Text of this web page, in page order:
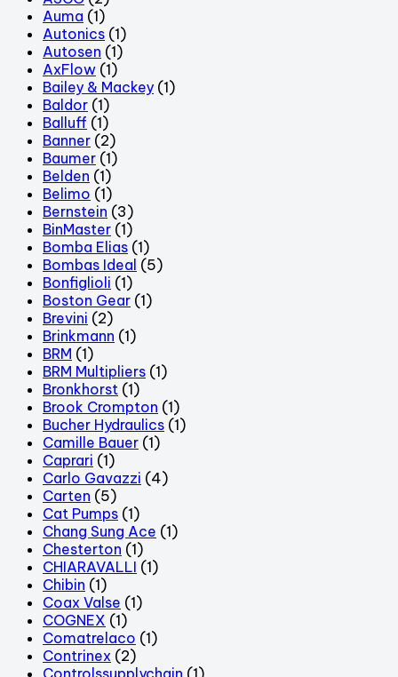
Auma (1)
Autonics (1)
Autosen (1)
AxFlow (1)
Bailey & Mackey (1)
Baldor (1)
Balluff (1)
Banner (2)
Baumer (1)
Belden (1)
Belimo (1)
Bernstein (3)
BinMaster (1)
Bomba Elias (1)
Bombas Ideal (5)
Bonfiglioli (1)
Boston Gear (1)
Brevini (2)
Brinkmann (1)
BRM (1)
BRM Multipliers (1)
Bronkhorst (1)
Brook Crompton (1)
Bucher Hydraulics (1)
Camille Bauer (1)
Caprari (1)
Carlo Gavazzi (4)
Carten (5)
Cat Pumps (1)
Chang Sung Ace (1)
Chesterton (1)
CHIARAVALLI (1)
Chibin (1)
Coax Valse (1)
COGNEX (1)
Comatrelaco (1)
Contrinex (2)
Controlssupplychain (1)